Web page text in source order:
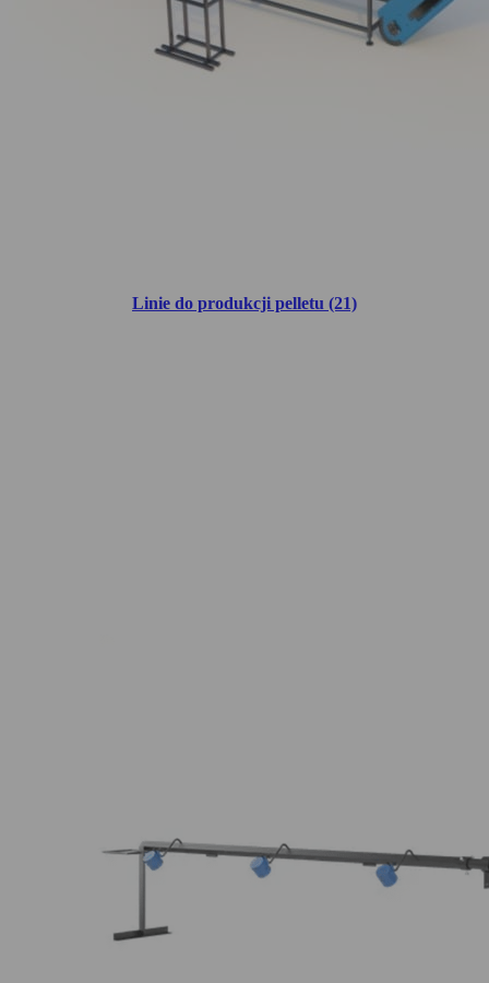
Linie do produkcji pelletu (21)